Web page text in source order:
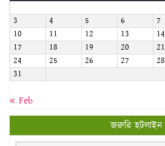
3
4 5 6 7
10
11 12 13 14
17
18 19 20 21
24
25 26 27 28
31
« Feb
জরুরি হটলাইন